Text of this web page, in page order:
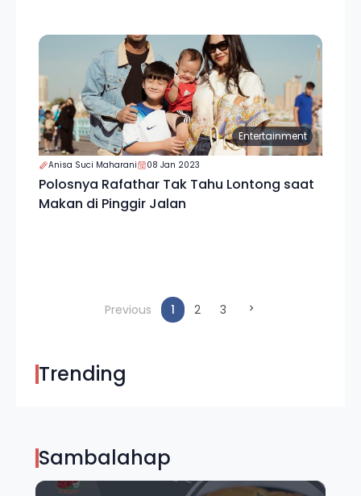
Entertainment
Anisa Suci Maharani 08 Jan 2023
Polosnya Rafathar Tak Tahu Lontong saat
Makan di Pinggir Jalan
Previous 1(current)
2 3
Trending
Sambalahap